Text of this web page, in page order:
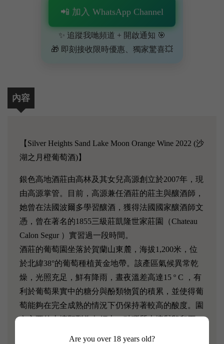
Are you over 18 years old?
📲 加入 WhatsApp Channel
✨ 追蹤我哋頻道 + 開啟通知 🎯
🎁 即刻接收限時優惠、獨家驚喜💥
內容
【Silver Heights Sand Lake Moon Orange Wine 2022 (沙
湖之月橙葡萄酒)】
銀色高地酒莊由高林及其女兒高源創立於2007年，現
由高源掌管。目前，高源兼任酒莊的莊主與釀酒師，
她曾在法國波爾多學習釀酒，獲得法國國家釀酒師文
憑，曾在著名的1855三級莊凱隆世家莊園（Chateau
Calon Segur ）實習過一段時間。
酒莊的葡萄園坐落於賀蘭山東麓，海拔1,200米，位
於北緯38°的葡萄種植黃金地帶。該產區氣候異常乾
燥，光照充足，鮮有降雨，晝夜溫差高達15 º C ，有
利於葡萄果實中的糖分與酚類物質的積累，並使得葡
萄能夠在完全成熟的情況下仍保持著較高的酸度。園
內主要的土壤類型為灰鈣土、砂礫質土壤與鵝卵石，